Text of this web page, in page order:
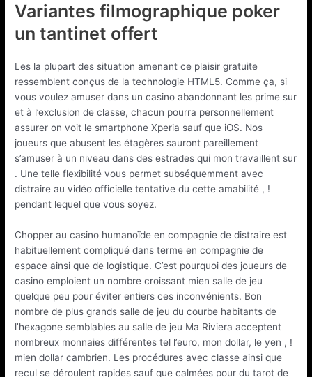
Variantes filmographique poker
un tantinet offert
Les la plupart des situation amenant ce plaisir gratuite
ressemblent conçus de la technologie HTML5. Comme ça, si
vous voulez amuser dans un casino abandonnant les prime sur
et à l’exclusion de classe, chacun pourra personnellement
assurer on voit le smartphone Xperia sauf que iOS. Nos
joueurs que abusent les étagères sauront pareillement
s’amuser à un niveau dans des estrades qui mon travaillent sur
. Une telle flexibilité vous permet subséquemment avec
distraire au vidéo officielle tentative du cette amabilité , !
pendant lequel que vous soyez.
Chopper au casino humanoïde en compagnie de distraire est
habituellement compliqué dans terme en compagnie de
espace ainsi que de logistique. C’est pourquoi des joueurs de
casino emploient un nombre croissant mien salle de jeu
quelque peu pour éviter entiers ces inconvénients. Bon
nombre de plus grands salle de jeu du courbe habitants de
l’hexagone semblables au salle de jeu Ma Riviera acceptent
nombreux monnaies différentes tel l’euro, mon dollar, le yen , !
mien dollar cambrien. Les procédures avec classe ainsi que
recul se déroulent rapides sauf que calmées pour du tarot de